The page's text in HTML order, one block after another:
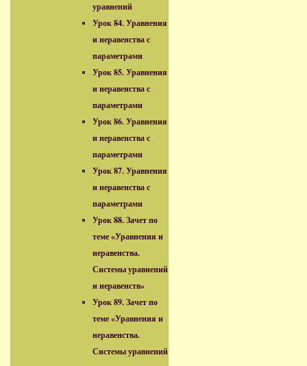
уравнений
Урок 84. Уравнения
и неравенства с
параметрами
Урок 85. Уравнения
и неравенства с
параметрами
Урок 86. Уравнения
и неравенства с
параметрами
Урок 87. Уравнения
и неравенства с
параметрами
Урок 88. Зачет по
теме «Уравнения и
неравенства.
Системы уравнений
и неравенств»
Урок 89. Зачет по
теме «Уравнения и
неравенства.
Системы уравнений